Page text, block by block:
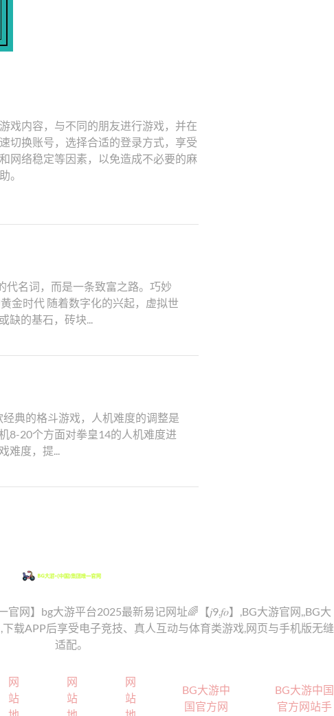
戏内容，与不同的朋友进行游戏，并在
切换账号，选择合适的登录方式，享受
网络稳定等因素，以免造成不必要的麻
。
代名词，而是一条致富之路。巧妙
金时代 随着数字化的兴起，虚拟世
缺的基石，砖块...
典的格斗游戏，人机难度的调整是
8-20个方面对拳皇14的人机难度进
难度，提...
官网】bg大游平台2025最新易记网址🌈【𝑗9.𝑓𝑜】,BG大游官网,,BG大
载APP后享受电子竞技、真人互动与体育类游戏,网页与手机版无缝
适配。
网
站
网
站
网
站
BG大游中
国官方网
BG大游中国
官方网站手